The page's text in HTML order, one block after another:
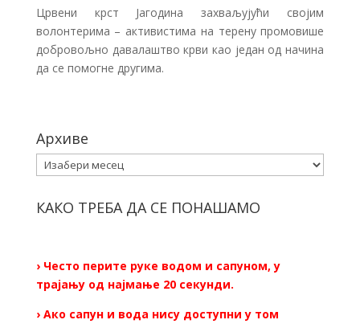
Црвени крст Јагодина захваљујући својим
волонтерима – активистима на терену промовише
добровољно давалаштво крви као један од начина
да се помогне другима.
Архиве
Архиве
КАКО ТРЕБА ДА СЕ ПОНАШАМО
› Често перите руке водом и сапуном, у
трајању од најмање 20 секунди.
› Ако сапун и вода нису доступни у том